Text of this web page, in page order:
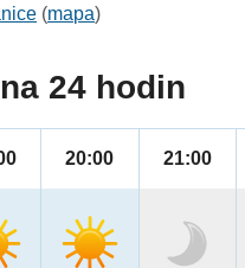
(mapa)
24 hodin
20:00 21:00